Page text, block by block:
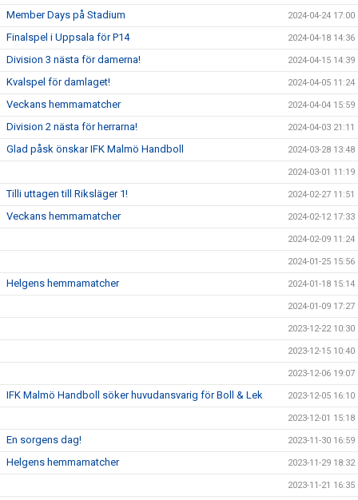
Member Days på Stadium 2024-04-24 17:00
Finalspel i Uppsala för P14 2024-04-18 14:36
Division 3 nästa för damerna! 2024-04-15 14:39
Kvalspel för damlaget! 2024-04-05 11:24
Veckans hemmamatcher 2024-04-04 15:59
Division 2 nästa för herrarna! 2024-04-03 21:11
Glad påsk önskar IFK Malmö Handboll 2024-03-28 13:48
2024-03-01 11:19
Tilli uttagen till Riksläger 1! 2024-02-27 11:51
Veckans hemmamatcher 2024-02-12 17:33
2024-02-09 11:24
2024-01-25 15:56
Helgens hemmamatcher 2024-01-18 15:14
2024-01-09 17:27
2023-12-22 10:30
2023-12-15 10:40
2023-12-06 19:07
IFK Malmö Handboll söker huvudansvarig för Boll & Lek 2023-12-05 16:10
2023-12-01 15:18
En sorgens dag! 2023-11-30 16:59
Helgens hemmamatcher 2023-11-29 18:32
2023-11-21 16:35